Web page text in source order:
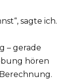
sagte ich.
– gerade
hören